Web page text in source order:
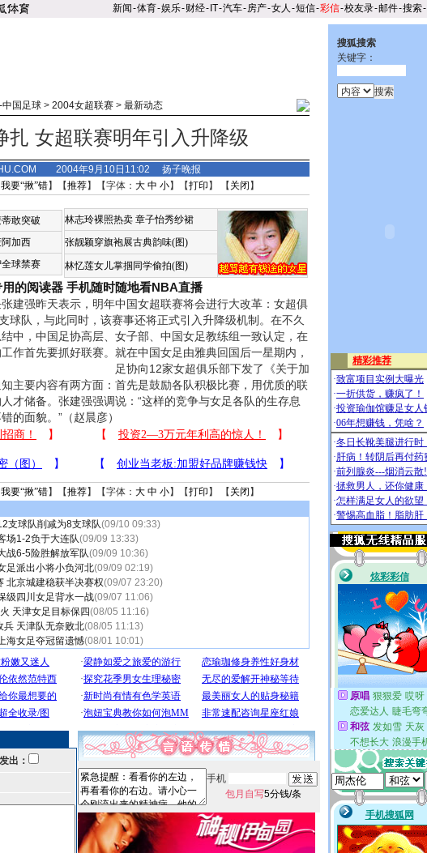
新闻-体育-娱乐-财经- IT-汽车-房产-女人 -短信-彩信-校友录-邮件-搜索-
中国足球 > 2004女超联赛 > 最新动态
扎 女超联赛明年引入升降级
2004年9月10日11:02 扬子晚报
我要“揪”错】【推荐】【字体： 大 中 小】【打印 】 【 关闭 】
敢突破
加西
球禁赛
林志玲裸照热卖 章子怡秀纱裙
张靓颖穿旗袍展古典韵味(图)
林忆莲女儿掌掴同学偷拍(图)
的阅读器 手机随时随地看NBA直播
强昨天表示，明年中国女超联赛将会进行大改革：女超俱
球队，与此同时，该赛事还将正式引入升降级机制。在不久
中，中国足协高层、女子部、中国女足教练组一致认定，在
作首先要抓好联赛。就在中国女足由雅典回国后一星期内，
足协向12家女超俱乐部下发了《关于加
主要内容有两方面：首先是鼓励各队积极比赛，用优质的联
才储备。张建强强调说：“这样的竞争与女足各队的生存息
的面貌。”（赵晨彦）
我要“揪”错】【推荐】【字体： 大 中 小】【打印 】 【 关闭 】
支球队削减为8支球队(09/10 09:33)
场1-2负于大连队(09/09 13:33)
战6-5险胜解放军队(09/09 10:36)
足派出小将小负河北(09/09 02:19)
北京城建稳获半决赛权(09/07 23:20)
级四川女足背水一战(09/07 11:06)
天津女足目标保四(08/05 11:16)
兵 天津队无奈败北(08/05 11:13)
海女足夺冠留遗憾(08/01 10:01)
出：
手机
包月自写5分钱/条
搜狐搜索
关键字：